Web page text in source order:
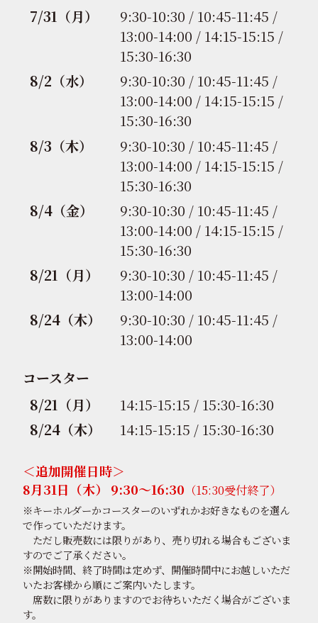
7/31（月）
9:30-10:30 / 10:45-11:45 /
13:00-14:00 / 14:15-15:15 /
15:30-16:30
8/2（水）
9:30-10:30 / 10:45-11:45 /
13:00-14:00 / 14:15-15:15 /
15:30-16:30
8/3（木）
9:30-10:30 / 10:45-11:45 /
13:00-14:00 / 14:15-15:15 /
15:30-16:30
8/4（金）
9:30-10:30 / 10:45-11:45 /
13:00-14:00 / 14:15-15:15 /
15:30-16:30
8/21（月）
9:30-10:30 / 10:45-11:45 /
13:00-14:00
8/24（木）
9:30-10:30 / 10:45-11:45 /
13:00-14:00
コースター
8/21（月）
14:15-15:15 / 15:30-16:30
8/24（木）
14:15-15:15 / 15:30-16:30
＜追加開催日時＞
8月31日（木） 9:30〜16:30 （15:30受付終了）
※キーホルダーかコースターのいずれかお好きなものを選ん
で作っていただけます。
ただし販売数には限りがあり、売り切れる場合もございま
すのでご了承ください。
※開始時間、終了時間は定めず、開催時間中にお越しいただ
いたお客様から順にご案内いたします。
席数に限りがありますのでお待ちいただく場合がございま
す。